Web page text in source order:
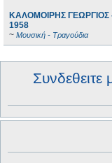
ΚΑΛΟΜΟΙΡΗΣ ΓΕΩΡΓΙΟΣ
1958
~ Μουσική - Τραγούδια
Συνδεθειτε